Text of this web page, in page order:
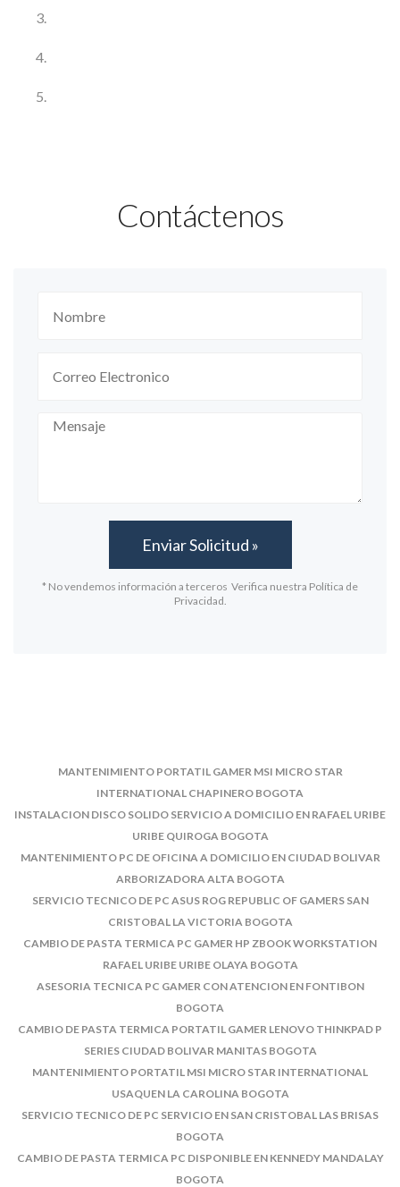
Contáctenos
* No vendemos información a terceros Verifica nuestra Política de
Privacidad.
MANTENIMIENTO PORTATIL GAMER MSI MICRO STAR
INTERNATIONAL CHAPINERO BOGOTA
INSTALACION DISCO SOLIDO SERVICIO A DOMICILIO EN RAFAEL URIBE
URIBE QUIROGA BOGOTA
MANTENIMIENTO PC DE OFICINA A DOMICILIO EN CIUDAD BOLIVAR
ARBORIZADORA ALTA BOGOTA
SERVICIO TECNICO DE PC ASUS ROG REPUBLIC OF GAMERS SAN
CRISTOBAL LA VICTORIA BOGOTA
CAMBIO DE PASTA TERMICA PC GAMER HP ZBOOK WORKSTATION
RAFAEL URIBE URIBE OLAYA BOGOTA
ASESORIA TECNICA PC GAMER CON ATENCION EN FONTIBON
BOGOTA
CAMBIO DE PASTA TERMICA PORTATIL GAMER LENOVO THINKPAD P
SERIES CIUDAD BOLIVAR MANITAS BOGOTA
MANTENIMIENTO PORTATIL MSI MICRO STAR INTERNATIONAL
USAQUEN LA CAROLINA BOGOTA
SERVICIO TECNICO DE PC SERVICIO EN SAN CRISTOBAL LAS BRISAS
BOGOTA
CAMBIO DE PASTA TERMICA PC DISPONIBLE EN KENNEDY MANDALAY
BOGOTA